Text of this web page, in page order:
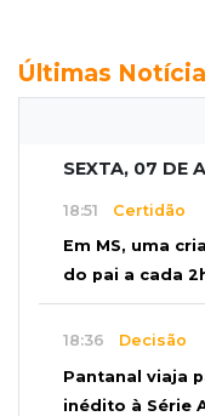
Últimas
SEXTA, 07 DE
18:51 Certidão
Em MS, uma
do pai a cada
18:36 Decisão
Pantanal viaja
inédito à Série